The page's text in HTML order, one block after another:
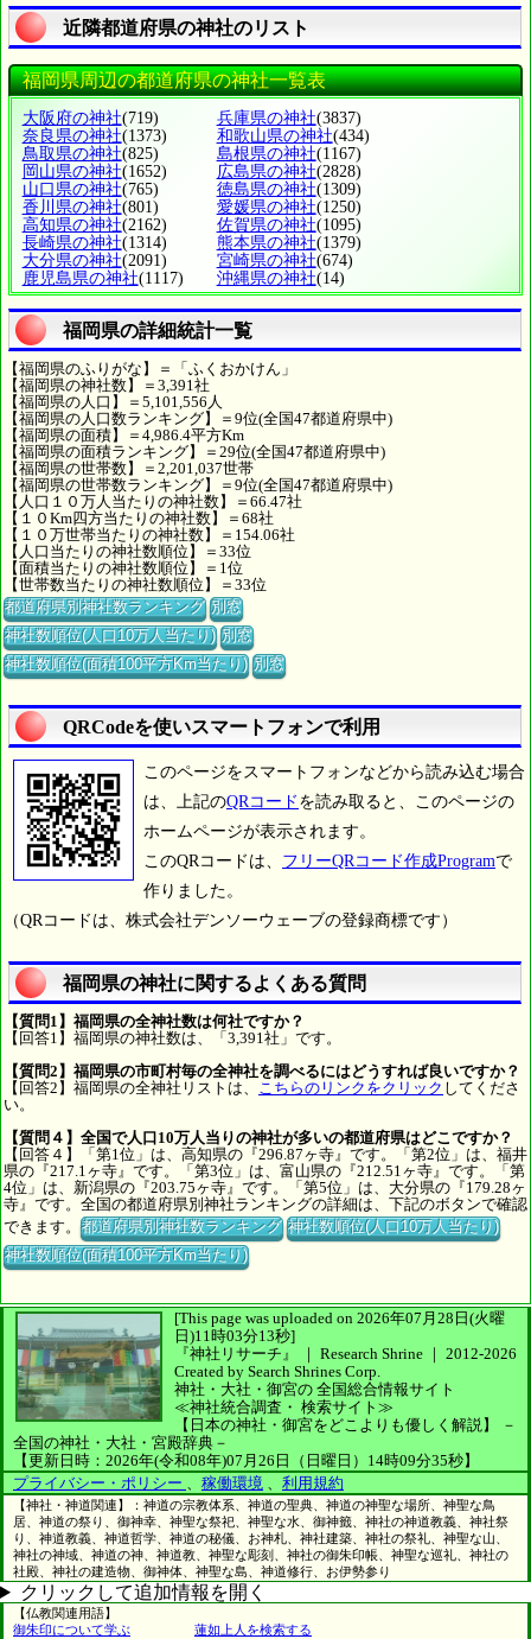
近隣都道府県の神社のリスト
福岡県周辺の都道府県の神社一覧表
大阪府の神社(719) 兵庫県の神社(3837)
奈良県の神社(1373) 和歌山県の神社(434)
鳥取県の神社(825) 島根県の神社(1167)
岡山県の神社(1652) 広島県の神社(2828)
山口県の神社(765) 徳島県の神社(1309)
香川県の神社(801) 愛媛県の神社(1250)
高知県の神社(2162) 佐賀県の神社(1095)
長崎県の神社(1314) 熊本県の神社(1379)
大分県の神社(2091) 宮崎県の神社(674)
鹿児島県の神社(1117) 沖縄県の神社(14)
福岡県の詳細統計一覧
【福岡県のふりがな】＝「ふくおかけん」
【福岡県の神社数】＝3,391社
【福岡県の人口】＝5,101,556人
【福岡県の人口数ランキング】＝9位(全国47都道府県中)
【福岡県の面積】＝4,986.4平方Km
【福岡県の面積ランキング】＝29位(全国47都道府県中)
【福岡県の世帯数】＝2,201,037世帯
【福岡県の世帯数ランキング】＝9位(全国47都道府県中)
【人口１０万人当たりの神社数】＝66.47社
【１０Km四方当たりの神社数】＝68社
【１０万世帯当たりの神社数】＝154.06社
【人口当たりの神社数順位】＝33位
【面積当たりの神社数順位】＝1位
【世帯数当たりの神社数順位】＝33位
都道府県別神社数ランキング 別窓
神社数順位(人口10万人当たり) 別窓
神社数順位(面積100平方Km当たり) 別窓
QRCodeを使いスマートフォンで利用
このページをスマートフォンなどから読み込む場合
は、上記のQRコード を読み取ると、このページの
ホームページが表示されます。
このQRコードは、 フリーQRコード作成Programで
作りました。
（QRコードは、株式会社デンソーウェーブの登録商標です）
福岡県の神社に関するよくある質問
【質問1】福岡県の全神社数は何社ですか？
【回答1】福岡県の神社数は、「3,391社」です。
【質問2】福岡県の市町村毎の全神社を調べるにはどうすれば良いですか？
【回答2】福岡県の全神社リストは、
こちらのリンクをクリック してくださ
い。
【質問４】全国で人口10万人当りの神社が多いの都道府県はどこですか？
【回答４】「第1位」は、高知県の『296.87ヶ寺』です。「第2位」は、福井
県の『217.1ヶ寺』です。「第3位」は、富山県の『212.51ヶ寺』です。「第
4位」は、新潟県の『203.75ヶ寺』です。「第5位」は、大分県の『179.28ヶ
寺』です。全国の都道府県別神社ランキングの詳細は、下記のボタンで確認
できます。都道府県別神社数ランキング 神社数順位(人口10万人当たり)
神社数順位(面積100平方Km当たり)
[This page was uploaded on 2026年07月28日(火曜
日)11時03分13秒]
『神社リサーチ』 ｜ Research Shrine ｜ 2012-2026
Created by Search Shrines Corp.
神社・大社・御宮の 全国総合情報サイト
≪神社統合調査・ 検索サイト≫
【日本の神社・御宮をどこよりも優しく解説】
－
全国の神社・大社・宮殿辞典－
【更新日時：2026年(令和08年)07月26日（日曜日）14時09分35秒】
プライバシー・ポリシー
稼働環境 利用規約
【神社・神道関連】：神道の宗教体系、神道の聖典、神道の神聖な場所、神聖な鳥
居、神道の祭り、御神幸、神聖な祭祀、神聖な水、御神籤、神社の神道教義、神社祭
り、神道教義、神道哲学、神道の秘儀、お神札、神社建築、神社の祭礼、神聖な山、
神社の神域、神道の神、神道教、神聖な彫刻、神社の御朱印帳、神聖な巡礼、神社の
社殿、神社の建造物、御神体、神聖な島、神道修行、お伊勢参り
クリックして追加情報を開く
【仏教関連用語】
御朱印について学ぶ
蓮如上人を検索する